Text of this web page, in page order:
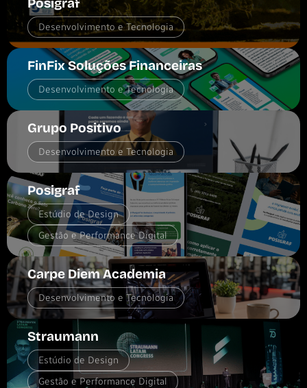
Posigraf
Desenvolvimento e Tecnologia
FinFix Soluções Financeiras
Desenvolvimento e Tecnologia
Grupo Positivo
Desenvolvimento e Tecnologia
Posigraf
Estúdio de Design
Gestão e Performance Digital
Carpe Diem Academia
Desenvolvimento e Tecnologia
Straumann
Estúdio de Design
Gestão e Performance Digital